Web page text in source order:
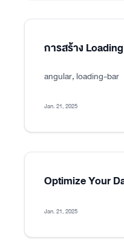
การสร้าง
angular, loading-bar
Jan. 21, 2025
Optimize Your
Jan. 21, 2025